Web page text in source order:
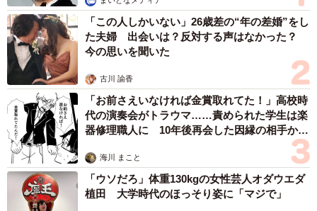
回答が集まりました。
そのほか、男性のほうが多くなった項目としては、「異性
との出会い」（同35.1％、25.4％）や「セックスの頻度」
（同31.7％、25.1％）などが挙がり、異性との接点や性的
な機会の変化をより強く意識しているのは男性側であるこ
とがうかがえます。
一方、女性のほうが多くなった項目は、「仕事やキャリ
ア」（同13.5％、29.5％）や「友人関係」（同24.2％、
31.5％）、「恋愛感情」（同25.9％、29.4％）などが挙が
「この人しかいない」26歳差の“年の差婚”をし
た夫婦 出会いは？反対する声はなかった？
今の思いを聞いた
古川 諭香
「お前さえいなければ金賞取れてた！」高校時
代の演奏会がトラウマ……責められた学生は楽
器修理職人に 10年後再会した因縁の相手から
海川 まこと
「ウソだろ」体重130kgの女性芸人オダウエダ
植田 大学時代のほっそり姿に「マジで」